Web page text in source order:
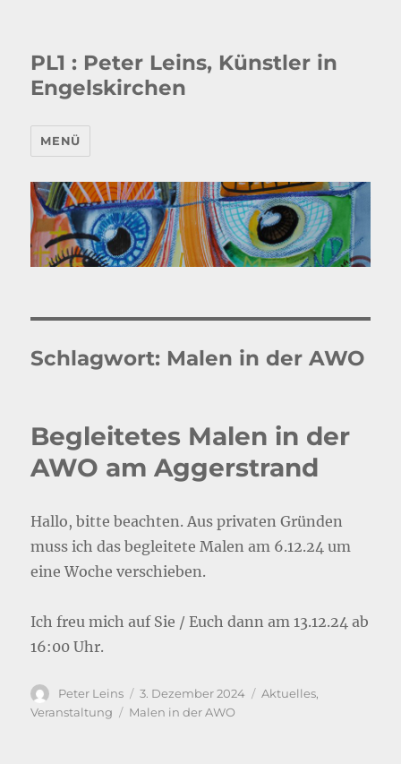
PL1 : Peter Leins, Künstler in
Engelskirchen
MENÜ
Schlagwort: Malen in der AWO
Begleitetes Malen in der
AWO am Aggerstrand
Hallo, bitte beachten. Aus privaten Gründen
muss ich das begleitete Malen am 6.12.24 um
eine Woche verschieben.
Ich freu mich auf Sie / Euch dann am 13.12.24 ab
16:00 Uhr.
Autor
Peter Leins
Veröffentlicht
am
3. Dezember 2024 Kategorien
Aktuelles,
Veranstaltung
Schlagwörter
Malen in der AWO